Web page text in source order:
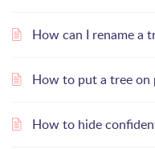
How can I rename a
How to put a tree on
How to hide